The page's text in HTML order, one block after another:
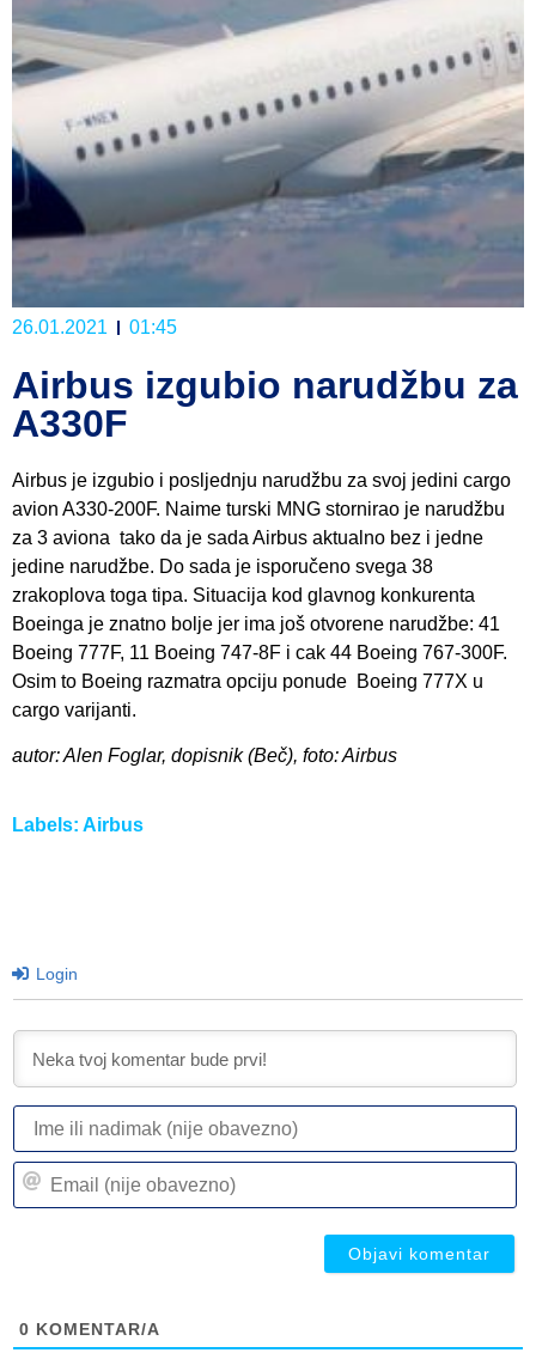
26.01.2021 01:45
Airbus izgubio narudžbu za
A330F
Airbus je izgubio i posljednju narudžbu za svoj jedini cargo
avion A330-200F. Naime turski MNG stornirao je narudžbu
za 3 aviona tako da je sada Airbus aktualno bez i jedne
jedine narudžbe. Do sada je isporučeno svega 38
zrakoplova toga tipa. Situacija kod glavnog konkurenta
Boeinga je znatno bolje jer ima još otvorene narudžbe: 41
Boeing 777F, 11 Boeing 747-8F i cak 44 Boeing 767-300F.
Osim to Boeing razmatra opciju ponude Boeing 777X u
cargo varijanti.
autor: Alen Foglar, dopisnik (Beč), foto: Airbus
Labels: Airbus
Login
0 KOMENTAR/A